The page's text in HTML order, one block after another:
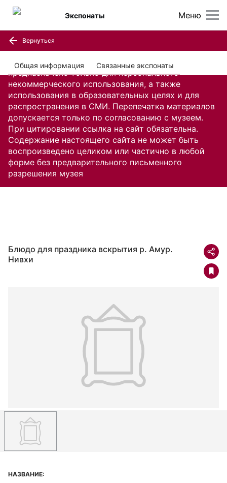
Содержание настоящего сайта, включая все
изображения и текстовую информацию,
предназначено только для персонального
некоммерческого использования, а также
использования в образовательных целях и для
распространения в СМИ. Перепечатка материалов
допускается только по согласованию с музеем.
При цитировании ссылка на сайт обязательна.
Содержание настоящего сайта не может быть
воспроизведено целиком или частично в любой
форме без предварительного письменного
разрешения музея
Меню
Экспонаты
Вернуться
Общая информация Связанные экспонаты
Блюдо для праздника вскрытия р. Амур.
Нивхи
НАЗВАНИЕ: